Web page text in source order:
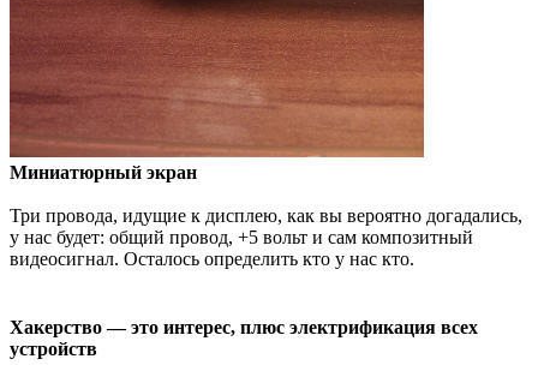
Миниатюрный экран
Три провода, идущие к дисплею, как вы вероятно догадались,
у нас будет: общий провод, +5 вольт и сам композитный
видеосигнал. Осталось определить кто у нас кто.
Хакерство — это интерес, плюс электрификация всех
устройств